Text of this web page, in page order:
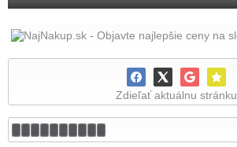
Zdieľať aktuálnu stránku